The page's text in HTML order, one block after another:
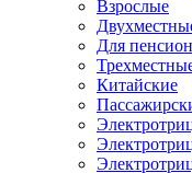
Взрослые
Для
Китайские